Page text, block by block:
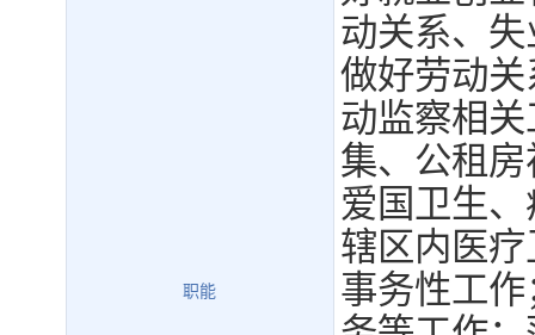
职能
动关系、
做好劳动
动监察相
集、公租
爱国卫生
辖区内医
事务性工